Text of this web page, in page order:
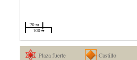
20 m
100 ft
Plaza fuerte Castillo